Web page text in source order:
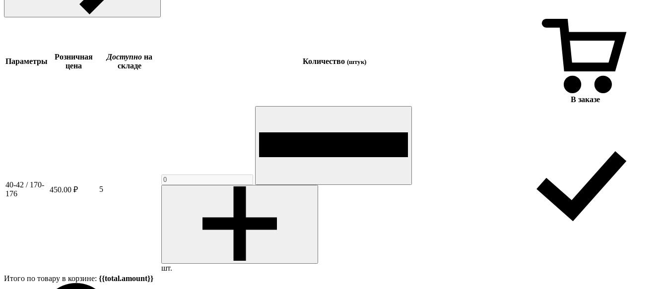
Параметры
Розничная
цена
Доступно на
складе
Количество (штук)
В заказе
40-42 / 170-
176
450.00 ₽ 5
шт.
Итого по товару в корзине: {{total.amount}}